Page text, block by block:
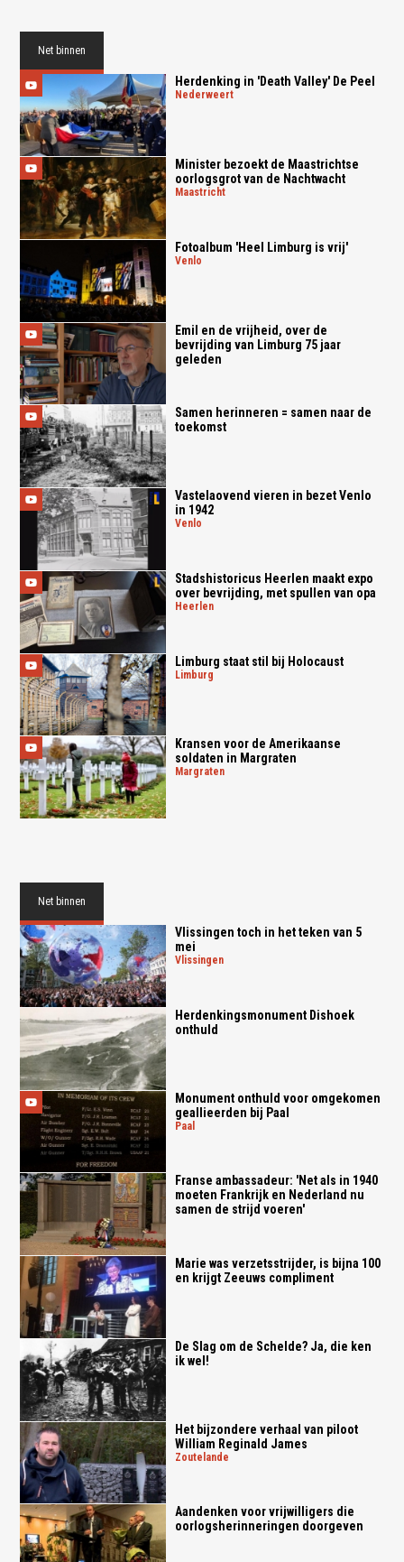
Net binnen
Herdenking in 'Death Valley' De Peel
nederweert
Minister bezoekt de Maastrichtse
oorlogsgrot van de Nachtwacht
maastricht
Fotoalbum 'Heel Limburg is vrij'
venlo
Emil en de vrijheid, over de
bevrijding van Limburg 75 jaar
geleden
Samen herinneren = samen naar de
toekomst
Vastelaovend vieren in bezet Venlo
in 1942
venlo
Stadshistoricus Heerlen maakt expo
over bevrijding, met spullen van opa
heerlen
Limburg staat stil bij Holocaust
limburg
Kransen voor de Amerikaanse
soldaten in Margraten
margraten
Net binnen
Vlissingen toch in het teken van 5
mei
vlissingen
Herdenkingsmonument Dishoek
onthuld
Monument onthuld voor omgekomen
geallieerden bij Paal
paal
Franse ambassadeur: 'Net als in 1940
moeten Frankrijk en Nederland nu
samen de strijd voeren'
Marie was verzetsstrijder, is bijna 100
en krijgt Zeeuws compliment
De Slag om de Schelde? Ja, die ken
ik wel!
Het bijzondere verhaal van piloot
William Reginald James
zoutelande
Aandenken voor vrijwilligers die
oorlogsherinneringen doorgeven